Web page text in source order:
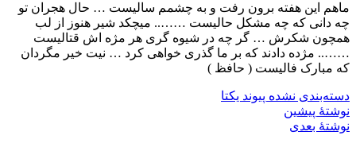
ماهم این هفته برون رفت و به چشمم سالیست … حال هجران تو
چه دانی که چه مشکل حالیست …….. میچکد شیر هنوز از لب
همچون شکرش … گر چه در شیوه گری هر مژه اش قتالیست
…….. مژده دادند که بر ما گذری خواهی کرد … نیت خیر مگردان
که مبارک فالیست ( حافظ )
دسته‌بندی نشده پیوند یکتا
نوشتهٔ پیشین
نوشتهٔ بعدی